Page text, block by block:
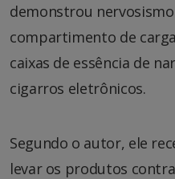
demonstrou
compartimento de
caixas de essência de
cigarros eletrônicos.
Segundo o autor, ele
levar os produtos